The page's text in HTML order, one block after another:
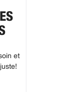
et